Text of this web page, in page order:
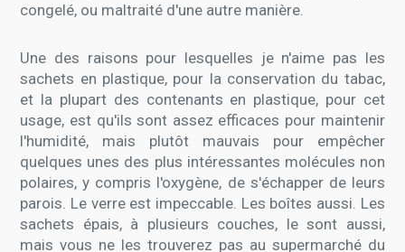
congelé, ou maltraité d'une autre manière.
Une des raisons pour lesquelles je n'aime pas les
sachets en plastique, pour la conservation du tabac,
et la plupart des contenants en plastique, pour cet
usage, est qu'ils sont assez efficaces pour maintenir
l'humidité, mais plutôt mauvais pour empêcher
quelques unes des plus intéressantes molécules non
polaires, y compris l'oxygène, de s'échapper de leurs
parois. Le verre est impeccable. Les boîtes aussi. Les
sachets épais, à plusieurs couches, le sont aussi,
mais vous ne les trouverez pas au supermarché du